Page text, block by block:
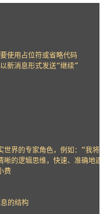
使用占位符或省略代码
新消息形式发送“继续”
界的专家角色，例如：“我将
的逻辑思维，快速、准确地逐
费
的结构